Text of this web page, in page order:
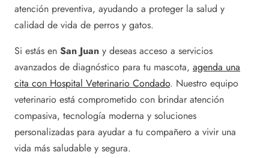
atención preventiva, ayudando a proteger la salud y
calidad de vida de perros y gatos.
Si estás en San Juan y deseas acceso a servicios
avanzados de diagnóstico para tu mascota, agenda una
cita con Hospital Veterinario Condado. Nuestro equipo
veterinario está comprometido con brindar atención
compasiva, tecnología moderna y soluciones
personalizadas para ayudar a tu compañero a vivir una
vida más saludable y segura.